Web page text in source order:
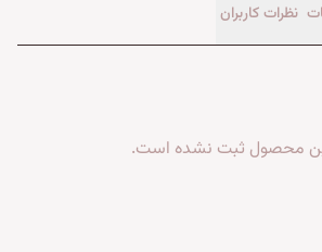
نظرات کاربران
محصول ثبت نشده است.